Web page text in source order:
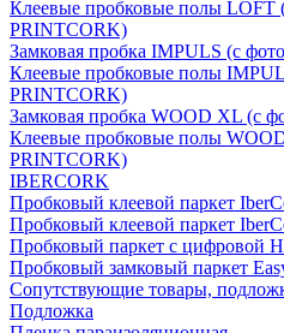
Клеевые пробковые полы LOFT
PRINTCORK)
Замковая пробка IMPULS (с
Клеевые пробковые полы
PRINTCORK)
Замковая пробка WOOD XL (с
Клеевые пробковые полы
PRINTCORK)
IBERCORK
Пробковый клеевой паркет
Пробковый клеевой паркет
Пробковый паркет с цифровой
Пробковый замковый паркет
Сопутствующие товары,
Подложка